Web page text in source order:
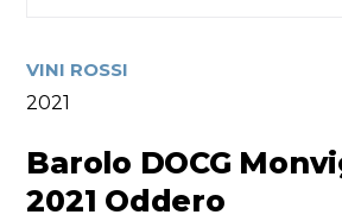
VINI ROSSI
2021
Barolo DOCG
2021 Oddero